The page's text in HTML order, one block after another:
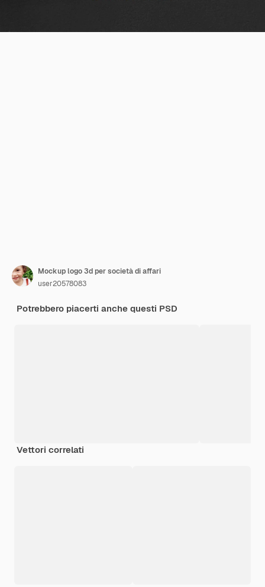
Mockup logo 3d per società di affari
user20578083
Potrebbero piacerti anche questi PSD
Vettori correlati